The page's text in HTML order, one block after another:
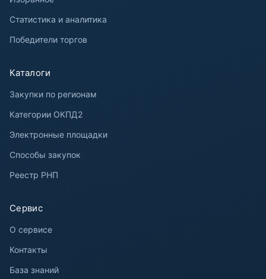
Статистика и аналитика
Победители торгов
Каталоги
Закупки по регионам
Категории ОКПД2
Электронные площадки
Способы закупок
Реестр РНП
Сервис
О сервисе
Контакты
База знаний